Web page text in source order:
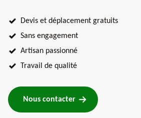
Devis et déplacement gratuits
Sans engagement
Artisan passionné
Travail de qualité
Nous contacter